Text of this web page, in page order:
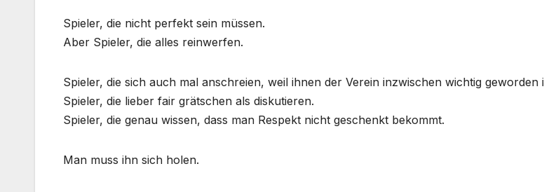
Spieler, die nicht perfekt sein müssen.
Aber Spieler, die alles reinwerfen.
Spieler, die sich auch mal anschreien, weil ihnen der Verein inzwischen wichtig geworden
Spieler, die lieber fair grätschen als diskutieren.
Spieler, die genau wissen, dass man Respekt nicht geschenkt bekommt.
Man muss ihn sich holen.